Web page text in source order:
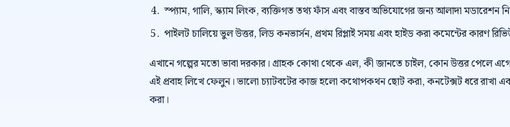
স্প্যাম, গালি, স্ক্যাম লিংক, ব্যক্তিগত তথ্য ফাঁস এবং বাস্তব অভিযোগের জন্য আলাদা মডারেশন
পাইলট চালিয়ে ভুল উত্তর, লিড কনভার্সন, প্রথম রিপ্লাই সময় এবং হাইড করা কমেন্টের কারণ
এখানে গল্পের মতো ভাবা দরকার। গ্রাহক কোথা থেকে এল, কী জানতে চাইল, কোন উত্তর পেলে
এই প্রবাহ লিখে ফেলুন। ভালো চ্যাটবটের কাজ হলো কথোপকথন ছোট করা, কনটেক্সট ধরে রাখা
করা।